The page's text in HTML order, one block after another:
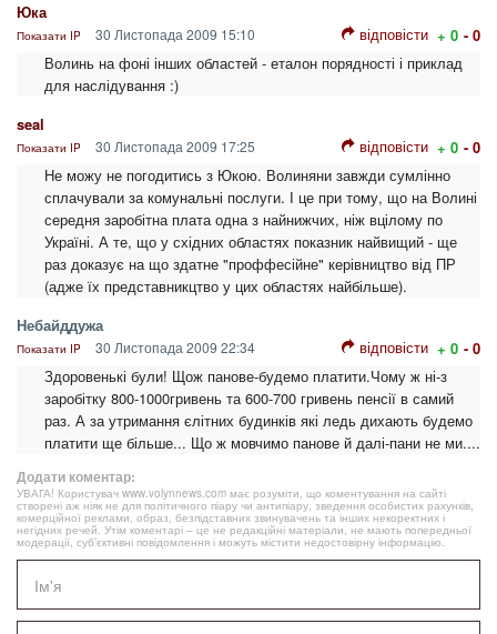
Юка
Показати IP 30 Листопада 2009 15:10 відповісти + 0 - 0
Волинь на фоні інших областей - еталон порядності і приклад
для наслідування :)
seal
Показати IP 30 Листопада 2009 17:25 відповісти + 0 - 0
Не можу не погодитись з Юкою. Волиняни завжди сумлінно
сплачували за комунальні послуги. І це при тому, що на Волині
середня заробітна плата одна з найнижчих, ніж вцілому по
Україні. А те, що у східних областях показник найвищий - ще
раз доказує на що здатне "проффесійне" керівництво від ПР
(адже їх представникцтво у цих областях найбільше).
Небайддужа
Показати IP 30 Листопада 2009 22:34 відповісти + 0 - 0
Здоровенькі були! Щож панове-будемо платити.Чому ж ні-з
заробітку 800-1000гривень та 600-700 гривень пенсії в самий
раз. А за утримання єлітних будинків які ледь дихають будемо
платити ще більше... Що ж мовчимо панове й далі-пани не ми....
Додати коментар:
УВАГА! Користувач www.volynnews.com має розуміти, що коментування на сайті
створені аж ніяк не для політичного піару чи антипіару, зведення особистих рахунків,
комерційної реклами, образ, безпідставних звинувачень та інших некоректних і
негідних речей. Утім коментарі – це не редакційні матеріали, не мають попередньої
модерації, суб’єктивні повідомлення і можуть містити недостовірну інформацію.